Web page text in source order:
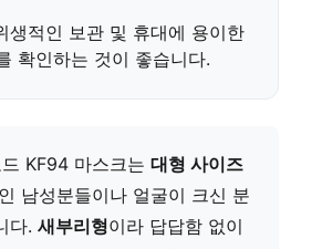
생적인 보관 및 휴대에 용이한
확인하는 것이 좋습니다.
KF94 마스크는 대형 사이즈
남성분들이나 얼굴이 크신 분
다. 새부리형이라 답답함 없이